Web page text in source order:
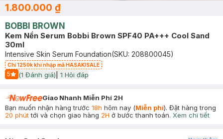
1.800.000 ₫
BOBBI BROWN
Kem Nền Serum Bobbi Brown SPF40 PA+++ Cool Sand
30ml
Intensive Skin Serum Foundation(SKU: 208800045)
Chỉ 1250k khi nhập mã HASAKISALE
5
Start Icon
(1 Đánh giá) 1 Hỏi đáp
Giao Nhanh Miễn Phí 2H
Bạn muốn nhận hàng trước 18h hôm nay (Miễn phí). Đặt hàng trong
20 phúttới và chọn giao hàng 2H ở bước thanh toán. Xem chi tiết